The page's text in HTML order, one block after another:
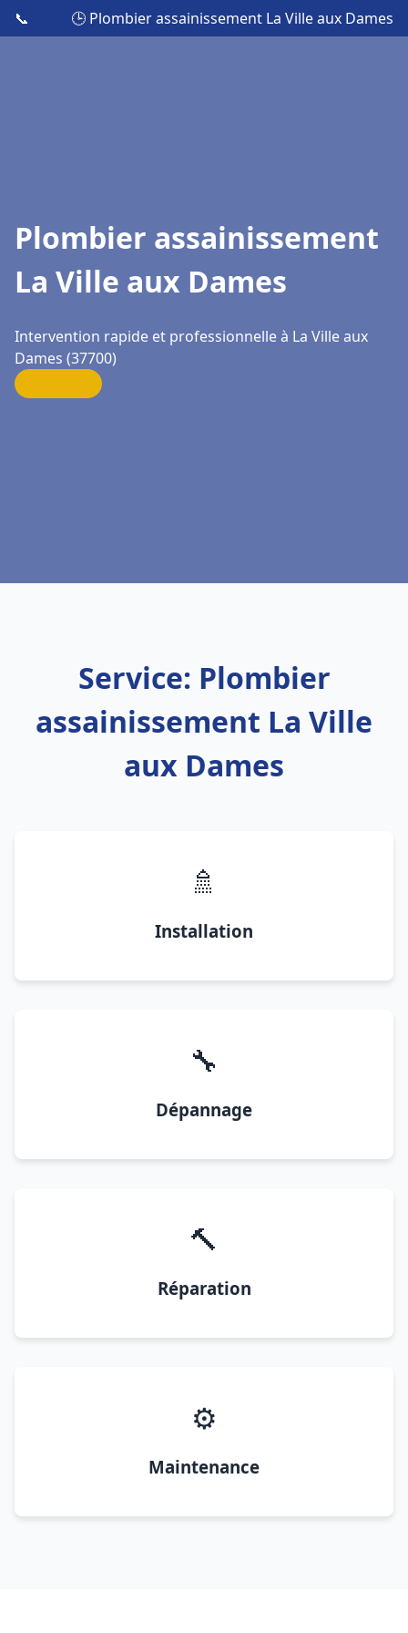
📞 🕒 Plombier assainissement La Ville aux Dames
Plombier assainissement
La Ville aux Dames
Intervention rapide et professionnelle à La Ville aux
Dames (37700)
Service: Plombier
assainissement La Ville
aux Dames
🚿
Installation
🔧
Dépannage
🔨
Réparation
⚙️
Maintenance